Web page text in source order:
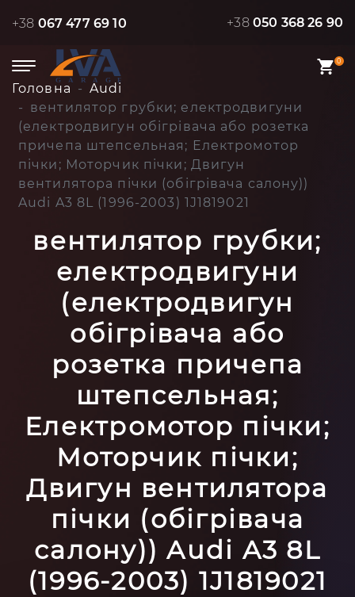
+38 067 477 69 10 +38 050 368 26 90
0
Головна
Audi
вентилятор грубки; електродвигуни
(електродвигун обігрівача або розетка
причепа штепсельная; Електромотор
пічки; Моторчик пічки; Двигун
вентилятора пічки (обігрівача салону))
Audi A3 8L (1996-2003) 1J1819021
вентилятор грубки;
електродвигуни
(електродвигун
обігрівача або
розетка причепа
штепсельная;
Електромотор пічки;
Моторчик пічки;
Двигун вентилятора
пічки (обігрівача
салону)) Audi A3 8L
(1996-2003) 1J1819021